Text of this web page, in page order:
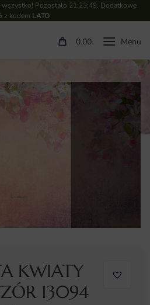
Pozostało 21:23:48. Dodatkowe
z kodem LATO
0.00
KWIATY
13094